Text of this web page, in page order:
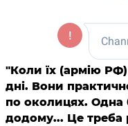
"Коли їх (армію
дні. Вони
по околицях. Одна
додому... Це треба